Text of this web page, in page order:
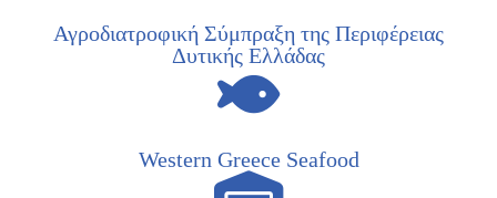
Αγροδιατροφική Σύμπραξη της Περιφέρειας
Δυτικής Ελλάδας
Western Greece Seafood